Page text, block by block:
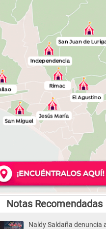
Notas Recomendadas
Naldy Saldaña denuncia